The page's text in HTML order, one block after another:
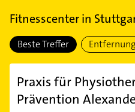
Fitnesscenterin
Beste Treffer Entfernung
Praxis für
Prävention